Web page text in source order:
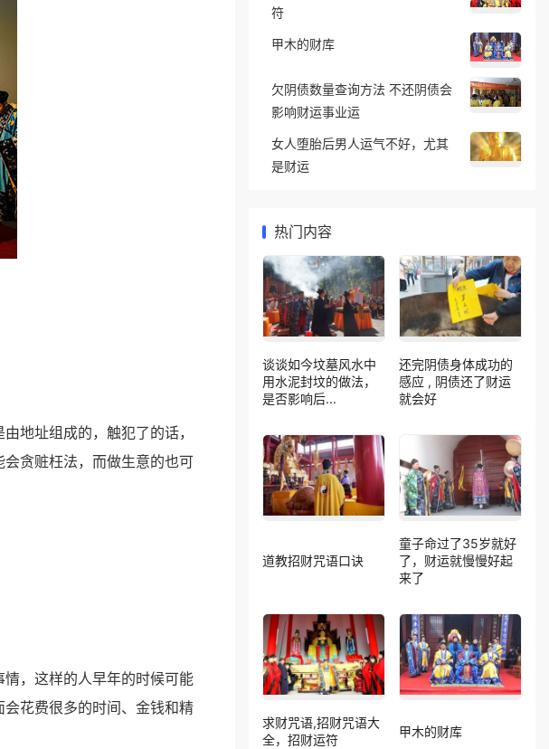
地址组成的，触犯了的话，
贪赃枉法，而做生意的也可
，这样的人早年的时候可能
花费很多的时间、金钱和精
符
甲木的财库
欠阴债数量查询方法 不还阴债会
影响财运事业运
女人堕胎后男人运气不好，尤其
是财运
热门内容
谈谈如今坟墓风水中
用水泥封坟的做法，
是否影响后...
还完阴债身体成功的
感应 , 阴债还了财运
就会好
道教招财咒语口诀
童子命过了35岁就好
了，财运就慢慢好起
来了
求财咒语,招财咒语大
全，招财运符
甲木的财库